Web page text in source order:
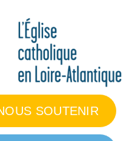
SOUTENIR